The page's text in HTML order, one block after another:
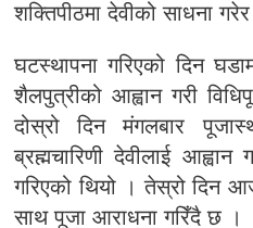
शक्तिपीठमा देवीको साधना
घटस्थापना गरिएको दिन
शैलपुत्रीको आह्वान गरी
दोस्रो दिन मंगलबार
ब्रह्मचारिणी देवीलाई आह्वान
गरिएको थियो । तेस्रो दिन
साथ पूजा आराधना गरिँदै छ ।